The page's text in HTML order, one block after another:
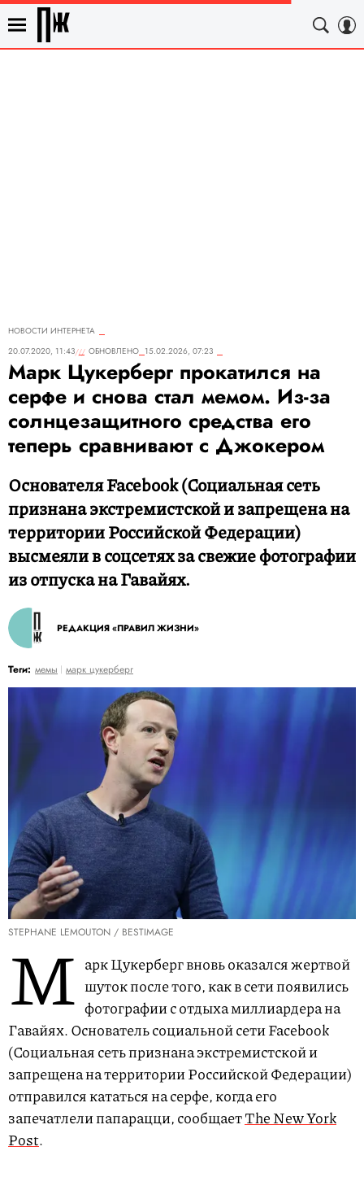
НОВОСТИ ИНТЕРНЕТА
20.07.2020, 11:43
ОБНОВЛЕНО 15.02.2026, 07:23
Марк Цукерберг прокатился на
серфе и снова стал мемом. Из-за
солнцезащитного средства его
теперь сравнивают с Джокером
Основателя Facebook (Социальная сеть
признана экстремистской и запрещена на
территории Российской Федерации)
высмеяли в соцсетях за свежие фотографии
из отпуска на Гавайях.
РЕДАКЦИЯ «ПРАВИЛ ЖИЗНИ»
Теги: мемы марк цукерберг
STEPHANE LEMOUTON / BESTIMAGE
М арк Цукерберг вновь оказался жертвой
шуток после того, как в сети появились
фотографии с отдыха миллиардера на
Гавайях. Основатель социальной сети Facebook
(Социальная сеть признана экстремистской и
запрещена на территории Российской Федерации)
отправился кататься на серфе, когда его
запечатлели папарацци, сообщаетThe New York
Post.